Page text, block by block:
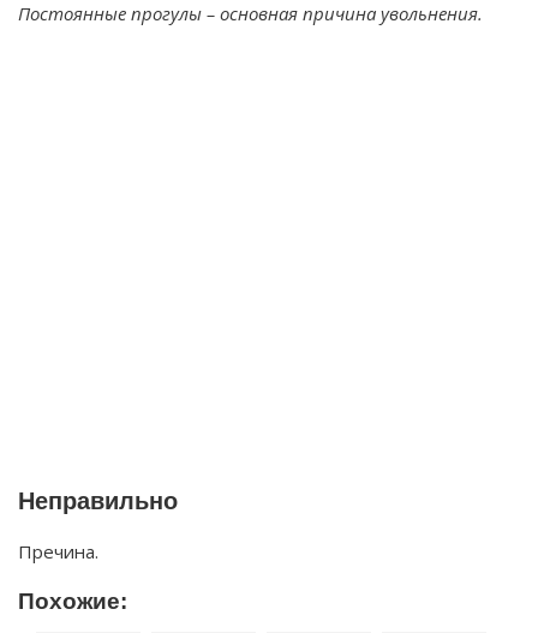
Постоянные прогулы – основная причина увольнения.
Неправильно
Пречина.
Похожие: